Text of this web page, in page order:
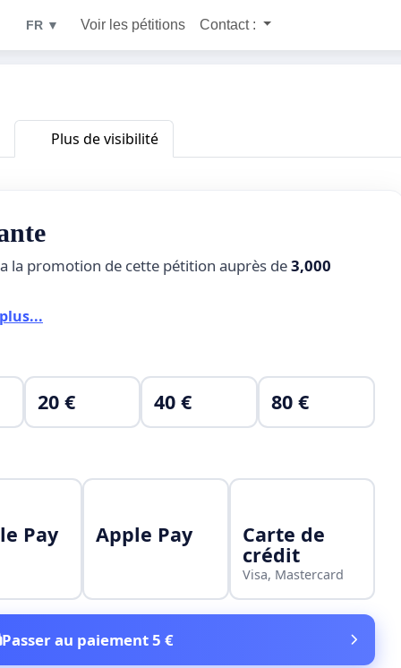
FR ▼ Voir les pétitions Contact :
Plus de visibilité
la promotion de cette pétition auprès de3,000
20 € 40 € 80 €
Pay Apple Pay Carte de
crédit
Visa, Mastercard
Passer au paiement 5 €